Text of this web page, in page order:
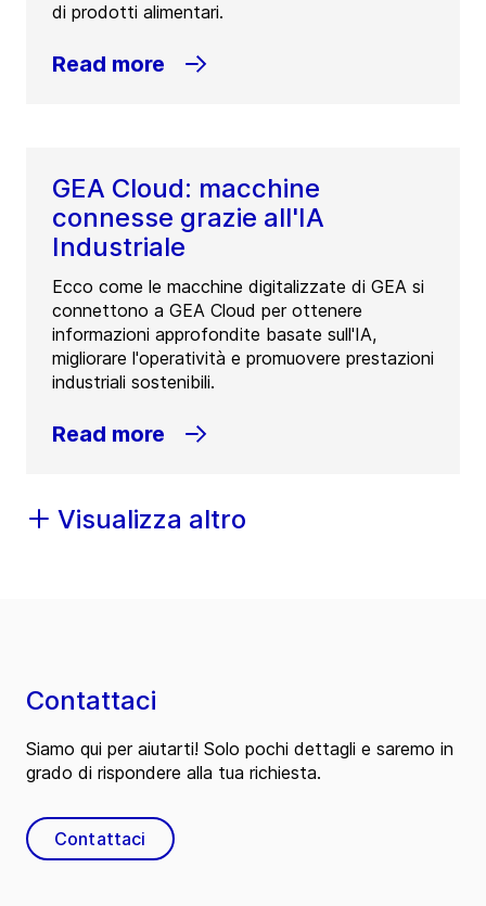
di prodotti alimentari.
Read more
GEA Cloud: macchine
connesse grazie all'IA
Industriale
Ecco come le macchine digitalizzate di GEA si
connettono a GEA Cloud per ottenere
informazioni approfondite basate sull'IA,
migliorare l'operatività e promuovere prestazioni
industriali sostenibili.
Read more
Visualizza altro
Contattaci
Siamo qui per aiutarti! Solo pochi dettagli e saremo in
grado di rispondere alla tua richiesta.
Contattaci